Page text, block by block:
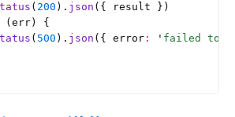
( 200 ). json ({ result })
(err) {
( 500 ). json ({ error : ' failed to